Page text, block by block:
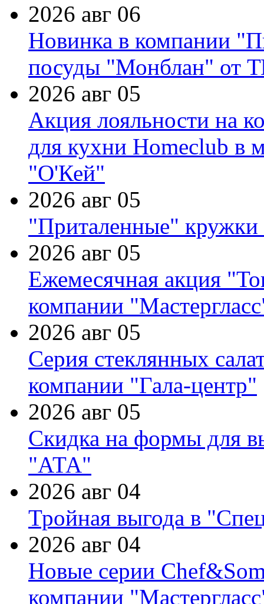
2026 авг 06
Новинка в компании
посуды "Монблан" от
2026 авг 05
Акция лояльности на
для кухни Homeclub в
"О'Кей"
2026 авг 05
"Приталенные" кружки
2026 авг 05
Ежемесячная акция
компании
2026 авг 05
Серия стеклянных
компании "Гала-центр"
2026 авг 05
Скидка на формы для
"АТА"
2026 авг 04
Тройная выгода в
2026 авг 04
Новые серии
компании